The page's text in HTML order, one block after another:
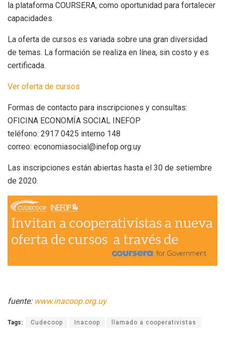
la plataforma COURSERA, como oportunidad para fortalecer
capacidades.
La oferta de cursos es variada sobre una gran diversidad
de temas. La formación se realiza en línea, sin costo y es
certificada.
Ver oferta de cursos
Formas de contacto para inscripciones y consultas:
OFICINA ECONOMÍA SOCIAL INEFOP
teléfono: 2917 0425 interno 148
correo: economiasocial@inefop.org.uy
Las inscripciones están abiertas hasta el 30 de setiembre
de 2020.
fuente: www.inacoop.org.uy
Tags: Cudecoop Inacoop llamado a cooperativistas